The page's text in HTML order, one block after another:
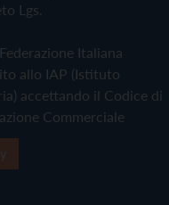
Lgs.
Italiana
allo IAP (Istituto
accettando il Codice di
Commerciale